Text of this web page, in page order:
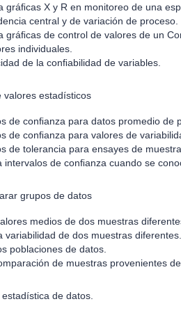
gráﬁcas X y R en monitoreo de una
central y de variación de proceso.
gráﬁcas de control de valores de un
individuales.
de la conﬁabilidad de variables.
valores estadísticos
de conﬁanza para datos promedio de
de conﬁanza para valores de
de tolerancia para ensayes de
intervalos de conﬁanza cuando se
grupos de datos
medios de dos muestras
variabilidad de dos muestras diferentes.
poblaciones de datos.
de muestras provenientes
de datos.